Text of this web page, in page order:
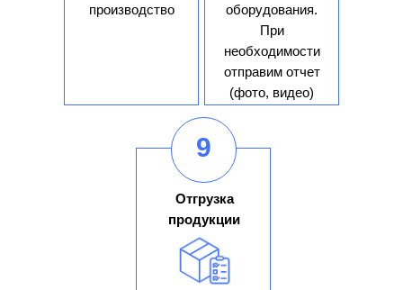
производство
оборудования.
При
необходимости
отправим отчет
(фото, видео)
Отгрузка
продукции
9